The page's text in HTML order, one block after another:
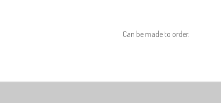
Can be made to order.